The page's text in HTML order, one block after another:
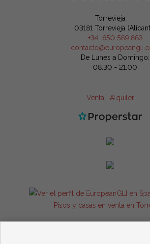
Torrevieja
03181 Torrevieja
+34 650 569 863
De Lunes a Domingo:
08:30 - 21:00
Venta Alquiler
Pisos y casas en venta en